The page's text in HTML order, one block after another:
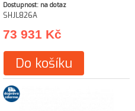
Dostupnost: na dotaz
SHJL826A
73 931 Kč
Do košíku